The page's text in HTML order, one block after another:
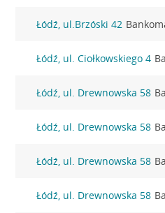
Łódź, ul.Brzóski 42
Łódź, ul. Ciołkowskiego 4
Łódź, ul. Drewnowska 58
Łódź, ul. Drewnowska 58
Łódź, ul. Drewnowska 58
Łódź, ul. Drewnowska 58